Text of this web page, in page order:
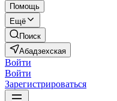
Помощь
Ещё
Поиск
Абадзехская
Войти
Войти
Зарегистрироваться